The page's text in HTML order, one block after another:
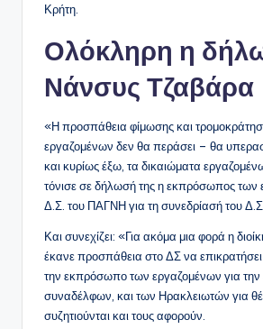
Κρήτη.
Ολόκληρη η
Νάνσυς Τζαβάρα
«Η προσπάθεια φίμωσης και
εργαζομένων δεν θα περάσει – θα
και κυρίως έξω, τα δικαιώματα
τόνισε σε δήλωσή της η εκπρόσωπος των
Δ.Σ. του ΠΑΓΝΗ για τη συνεδρίασή του Δ.Σ.
Και συνεχίζει: «Για ακόμα μια φορά η
έκανε προσπάθεια στο ΔΣ να
την εκπρόσωπο των εργαζομένων για
συναδέλφων, και των Ηρακλειωτών για
συζητιούνται και τους αφορούν.